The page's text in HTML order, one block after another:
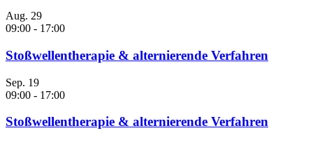
Aug. 29
09:00 - 17:00
Stoßwellentherapie & alternierende Verfahren
Sep. 19
09:00 - 17:00
Stoßwellentherapie & alternierende Verfahren